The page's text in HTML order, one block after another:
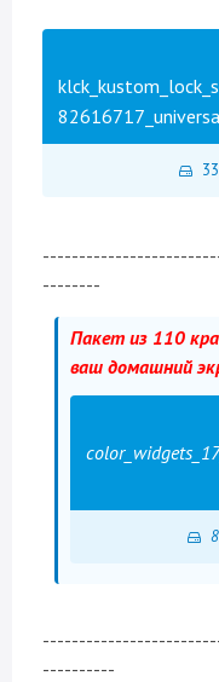
--------
Пакет из 110
ваш домашний
----------